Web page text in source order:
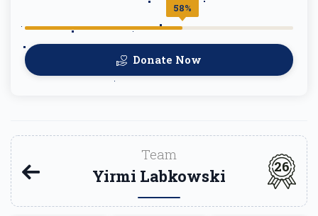
58%
Donate Now
Team
Yirmi Labkowski 26